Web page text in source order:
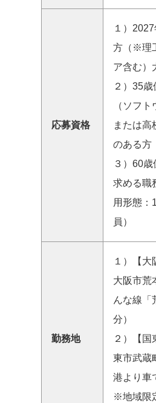
応募資格
１）
方（※理
ア含む）
２）35
（ソフ
または高
のある方
３）60
求める職
用形態：
員）
勤務地
１）【大
大阪市荒
んな線「
分）
２）【国
東市武蔵
港より車
※地域限